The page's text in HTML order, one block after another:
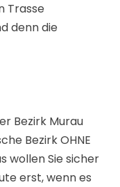
Trasse
denn die
Bezirk Murau
Bezirk OHNE
wollen Sie sicher
erst, wenn es